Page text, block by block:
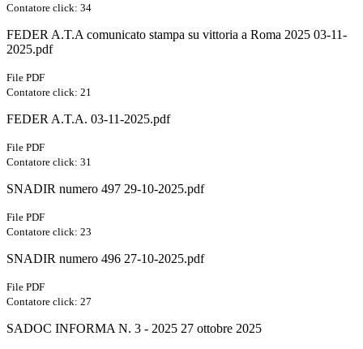
Contatore click: 34
FEDER A.T.A comunicato stampa su vittoria a Roma 2025 03-11-
2025.pdf
File PDF
Contatore click: 21
FEDER A.T.A. 03-11-2025.pdf
File PDF
Contatore click: 31
SNADIR numero 497 29-10-2025.pdf
File PDF
Contatore click: 23
SNADIR numero 496 27-10-2025.pdf
File PDF
Contatore click: 27
SADOC INFORMA N. 3 - 2025 27 ottobre 2025